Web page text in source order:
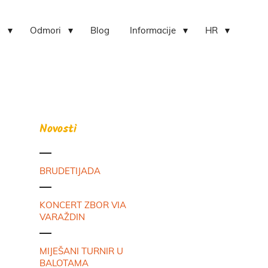
Odmori Blog Informacije HR
Novosti
BRUDETIJADA
KONCERT ZBOR VIA
VARAŽDIN
MIJEŠANI TURNIR U
BALOTAMA